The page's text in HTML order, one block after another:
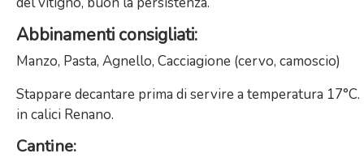
Abbinamenti consigliati:
Manzo, Pasta, Agnello, Cacciagione (cervo, camoscio)
Stappare decantare prima di servire a temperatura 17°C.
in calici Renano.
Cantine: